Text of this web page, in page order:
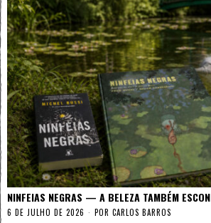
NINFEIAS NEGRAS — A BELEZA TAMBÉM
6 DE JULHO DE 2026 POR CARLOS BARROS